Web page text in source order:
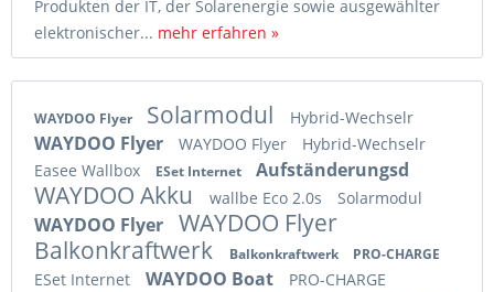
Produkten der IT, der Solarenergie sowie ausgewählter
elektronischer... mehr erfahren »
WAYDOO Flyer Solarmodul Hybrid-Wechselr
WAYDOO Flyer WAYDOO Flyer
Hybrid-Wechselr
Easee Wallbox
ESet Internet Aufständerungsd
WAYDOO Akku wallbe Eco 2.0s Solarmodul
WAYDOO Flyer
WAYDOO Flyer
Balkonkraftwerk
Balkonkraftwerk PRO-CHARGE
ESet Internet WAYDOO Boat PRO-CHARGE